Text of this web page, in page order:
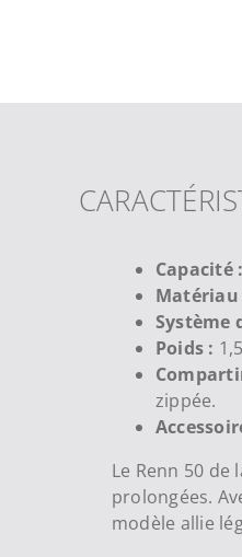
Capacité :
Matériau
Système
Poids :
zippée.
Le Renn 50
prolongées.
modèle allie